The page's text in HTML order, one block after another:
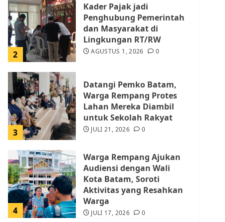
2
Kader Pajak jadi
Penghubung Pemerintah
dan Masyarakat di
Lingkungan RT/RW
AGUSTUS 1, 2026 0
3
Datangi Pemko Batam,
Warga Rempang Protes
Lahan Mereka Diambil
untuk Sekolah Rakyat
JULI 21, 2026 0
4
Warga Rempang Ajukan
Audiensi dengan Wali
Kota Batam, Soroti
Aktivitas yang Resahkan
Warga
JULI 17, 2026 0